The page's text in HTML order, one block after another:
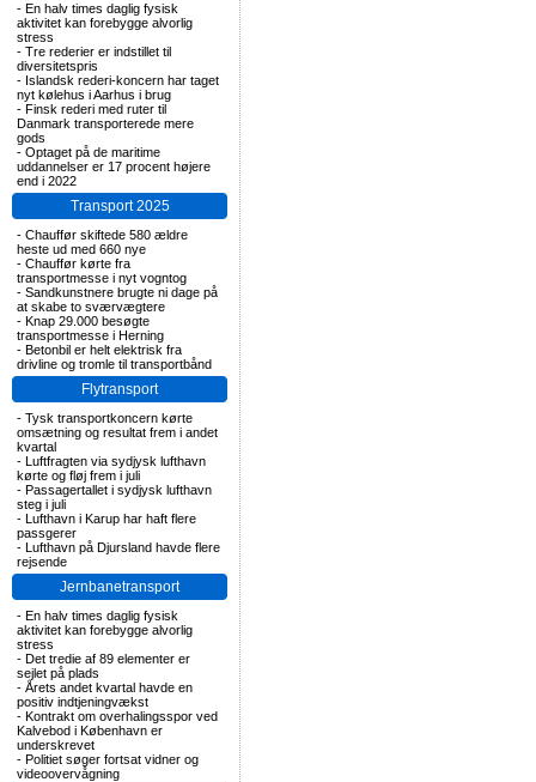
- En halv times daglig fysisk
aktivitet kan forebygge alvorlig
stress
- Tre rederier er indstillet til
diversitetspris
- Islandsk rederi-koncern har taget
nyt kølehus i Aarhus i brug
- Finsk rederi med ruter til
Danmark transporterede mere
gods
- Optaget på de maritime
uddannelser er 17 procent højere
end i 2022
Transport 2025
- Chauffør skiftede 580 ældre
heste ud med 660 nye
- Chauffør kørte fra
transportmesse i nyt vogntog
- Sandkunstnere brugte ni dage på
at skabe to sværvægtere
- Knap 29.000 besøgte
transportmesse i Herning
- Betonbil er helt elektrisk fra
drivline og tromle til transportbånd
Flytransport
- Tysk transportkoncern kørte
omsætning og resultat frem i andet
kvartal
- Luftfragten via sydjysk lufthavn
kørte og fløj frem i juli
- Passagertallet i sydjysk lufthavn
steg i juli
- Lufthavn i Karup har haft flere
passgerer
- Lufthavn på Djursland havde flere
rejsende
Jernbanetransport
- En halv times daglig fysisk
aktivitet kan forebygge alvorlig
stress
- Det tredie af 89 elementer er
sejlet på plads
- Årets andet kvartal havde en
positiv indtjeningvækst
- Kontrakt om overhalingsspor ved
Kalvebod i København er
underskrevet
- Politiet søger fortsat vidner og
videoovervågning